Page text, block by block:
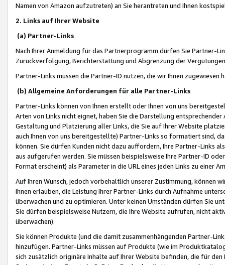
Namen von Amazon aufzutreten) an Sie herantreten und Ihnen
2. Links auf Ihrer Website
(a) Partner-Links
Nach Ihrer Anmeldung für das Partnerprogramm dürfen Sie Partner-
Zurückverfolgung, Berichterstattung und Abgrenzung der
Partner-Links müssen die Partner-ID nutzen, die wir Ihnen zugewiesen
(b) Allgemeine Anforderungen für alle Partner-Links
Partner-Links können von Ihnen erstellt oder Ihnen von uns
Arten von Links nicht eignet, haben Sie die Darstellung
Gestaltung und Platzierung aller Links, die Sie auf Ihrer Website
auch Ihnen von uns bereitgestellte) Partner-Links so formatiert sind,
können. Sie dürfen Kunden nicht dazu auffordern, Ihre Partner-Links
aus aufgerufen werden. Sie müssen beispielsweise Ihre Partner-ID
Format erscheint) als Parameter in die URL eines jeden Links zu einer
Auf Ihren Wunsch, jedoch vorbehaltlich unserer Zustimmung, können
Ihnen erlauben, die Leistung Ihrer Partner-Links durch Aufnahme
überwachen und zu optimieren. Unter keinen Umständen dürfen Sie
Sie dürfen beispielsweise Nutzern, die Ihre Website aufrufen, nicht
überwachen).
Sie können Produkte (und die damit zusammenhängenden Partner-
hinzufügen. Partner-Links müssen auf Produkte (wie im
sich zusätzlich originäre Inhalte auf Ihrer Website befinden, die für